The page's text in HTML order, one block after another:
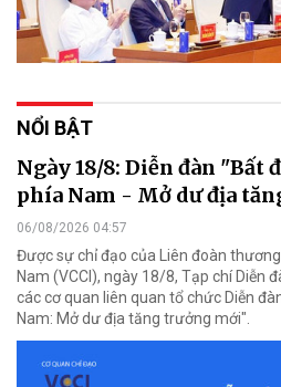
NỔI BẬT
Ngày 18/8: Diễn đàn "Bất
phía Nam - Mở dư địa
06/08/2026 04:57
Được sự chỉ đạo của Liên đoàn
Nam (VCCI), ngày 18/8, Tạp chí Diễn
các cơ quan liên quan tổ chức Diễn
Nam: Mở dư địa tăng trưởng mới".